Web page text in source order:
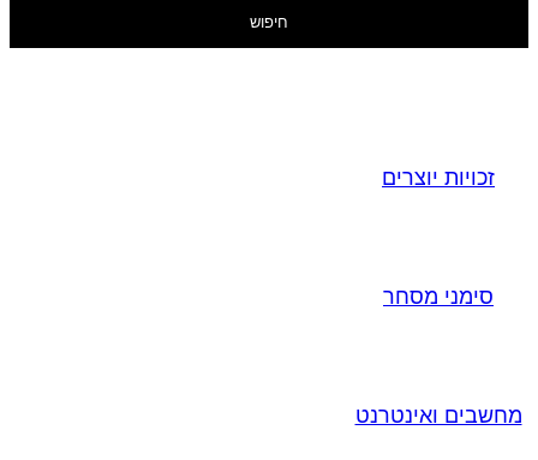
חיפוש
זכויות יוצרים
סימני מסחר
מחשבים ואינטרנט